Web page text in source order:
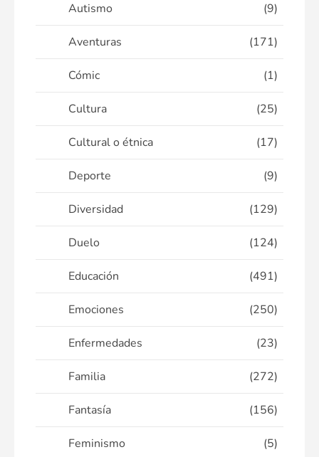
Autismo (9)
Aventuras (171)
Cómic (1)
Cultura (25)
Cultural o étnica (17)
Deporte (9)
Diversidad (129)
Duelo (124)
Educación (491)
Emociones (250)
Enfermedades (23)
Familia (272)
Fantasía (156)
Feminismo (5)